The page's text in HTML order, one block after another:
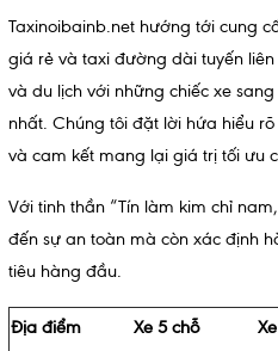
Taxinoibainb.net hướng tới cung
giá rẻ và taxi đường dài tuyến
và du lịch với những chiếc xe
nhất. Chúng tôi đặt lời hứa hiểu
và cam kết mang lại giá trị tối ưu
Với tinh thần “Tín làm kim chỉ
đến sự an toàn mà còn xác định
tiêu hàng đầu.
Địa điểm Xe 5 chỗ